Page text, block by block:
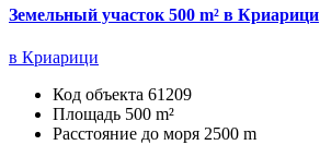
Земельный участок 500 m² в Криарици
в Криарици
Код объекта 61209
Площадь 500 m²
Расстояние до моря 2500 m